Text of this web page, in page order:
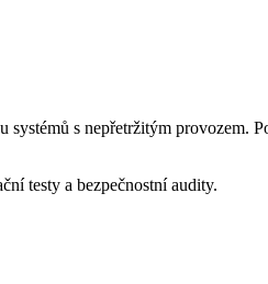
s nepřetržitým provozem.
testy a bezpečnostní audity.